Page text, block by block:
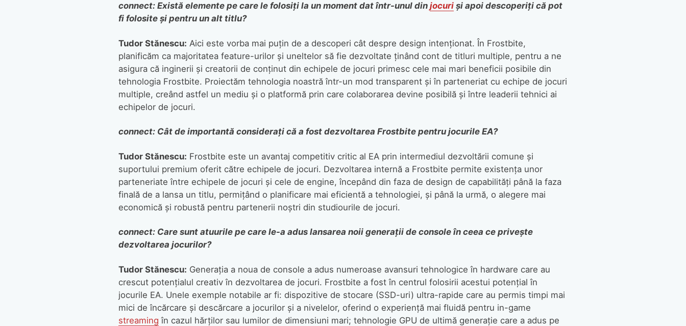
connect: Există elemente pe care le folosiți la un moment dat într-unul din jocuri și apoi descoperiți că pot
fi folosite și pentru un alt titlu?
Tudor Stănescu: Aici este vorba mai puțin de a descoperi cât despre design intenționat. În Frostbite,
planificăm ca majoritatea feature-urilor și uneltelor să fie dezvoltate ținând cont de titluri multiple, pentru a ne
asigura că inginerii și creatorii de conținut din echipele de jocuri primesc cele mai mari beneficii posibile din
tehnologia Frostbite. Proiectăm tehnologia noastră într-un mod transparent și în parteneriat cu echipe de jocuri
multiple, creând astfel un mediu și o platformă prin care colaborarea devine posibilă și între leaderii tehnici ai
echipelor de jocuri.
connect: Cât de importantă considerați că a fost dezvoltarea Frostbite pentru jocurile EA?
Tudor Stănescu: Frostbite este un avantaj competitiv critic al EA prin intermediul dezvoltării comune și
suportului premium oferit către echipele de jocuri. Dezvoltarea internă a Frostbite permite existența unor
parteneriate între echipele de jocuri și cele de engine, începând din faza de design de capabilități până la faza
finală de a lansa un titlu, permițând o planificare mai eficientă a tehnologiei, și până la urmă, o alegere mai
economică și robustă pentru partenerii noștri din studiourile de jocuri.
connect: Care sunt atuurile pe care le-a adus lansarea noii generații de console în ceea ce privește
dezvoltarea jocurilor?
Tudor Stănescu: Generația a noua de console a adus numeroase avansuri tehnologice în hardware care au
crescut potențialul creativ în dezvoltarea de jocuri. Frostbite a fost în centrul folosirii acestui potențial în
jocurile EA. Unele exemple notabile ar fi: dispozitive de stocare (SSD-uri) ultra-rapide care au permis timpi mai
mici de încărcare și descărcare a jocurilor și a nivelelor, oferind o experiență mai fluidă pentru in-game
streaming în cazul hărților sau lumilor de dimensiuni mari; tehnologie GPU de ultimă generație care a adus pe